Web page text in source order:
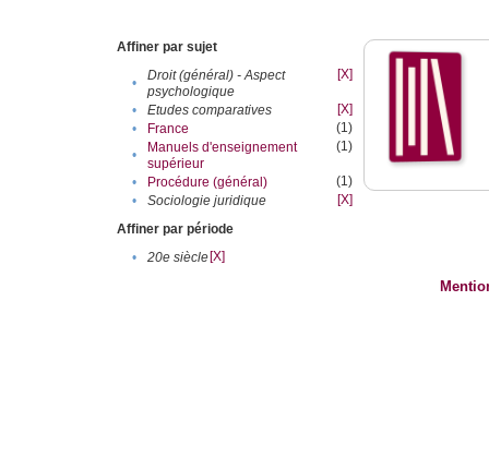
Affiner par sujet
•
Droit (général) - Aspect
psychologique
[X]
• Etudes comparatives
[X]
•
France
(1)
•
Manuels d'enseignement
supérieur
(1)
• Procédure (général)
(1)
•
Sociologie juridique
[X]
Affiner par période
•
20e siècle[X]